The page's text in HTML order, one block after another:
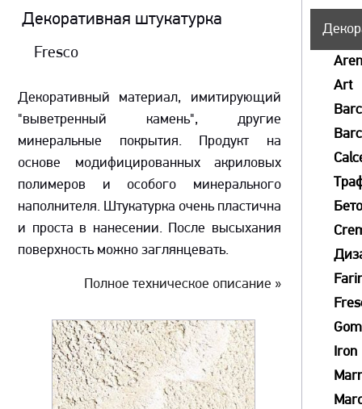
Декоративная штукатурка
Fresco
Декоративный материал, имитирующий
"выветренный камень", другие
минеральные покрытия. Продукт на
основе модифицированных акриловых
полимеров и особого минерального
наполнителя. Штукатурка очень пластична
и проста в нанесении. После высыхания
поверхность можно заглянцевать.
Полное техническое описание »
Art
Iron